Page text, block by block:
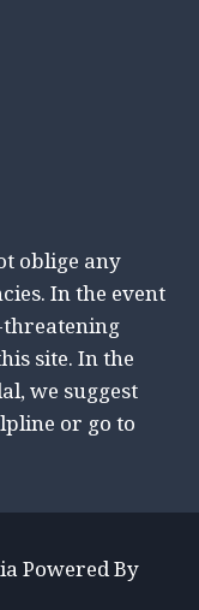
oblige any
In the event
site. In the
we suggest
or go to
Powered By